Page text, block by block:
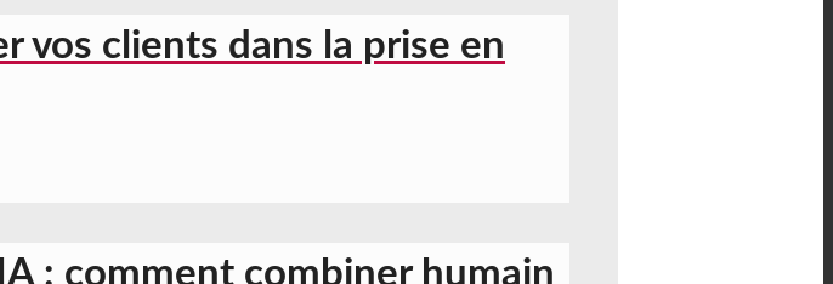
vos clients dans la prise en
: comment combiner humain